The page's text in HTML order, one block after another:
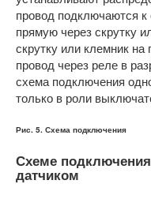
провод подключаются
прямую через скрутку
скрутку или клемник
провод через реле в
схема подключения
только в роли
Рис. 5. Схема подключения
Схеме
датчиком